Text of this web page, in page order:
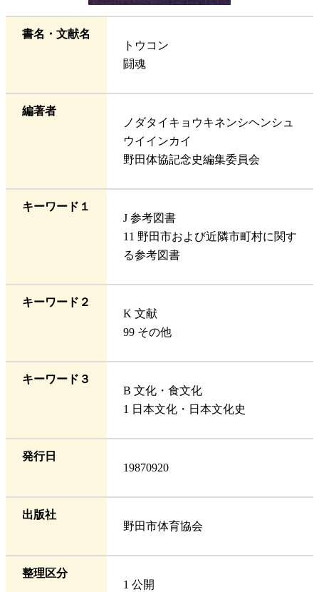
書名・文献名
トウコン
闘魂
編著者
ノダタイキョウキネンシヘンシュ
ウイインカイ
野田体協記念史編集委員会
キーワード１
J 参考図書
11 野田市および近隣市町村に関す
る参考図書
キーワード２
K 文献
99 その他
キーワード３
B 文化・食文化
1 日本文化・日本文化史
発行日
19870920
出版社
野田市体育協会
整理区分
1 公開